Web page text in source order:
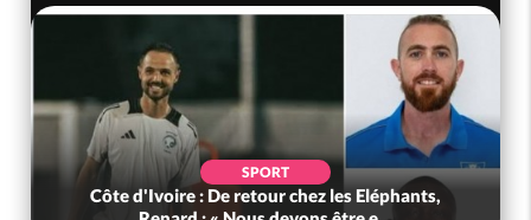
SPORT
Côte d'Ivoire : De retour chez les Eléphants,